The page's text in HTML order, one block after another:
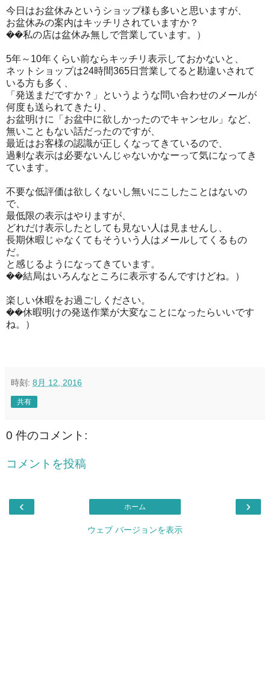
今日はお盆休みというショップ様も多いと思いますが、
お盆休みの案内はキッチリされていますか？
��私の店は盆休み無しで営業しています。）
5年～10年くらい前ならキッチリ表示しておかないと、
ネットショップは24時間365日営業してると勘違いされて
いる方も多く、
「発送まだですか？」というような問い合わせのメールが
何度も送られてきたり、
お盆明けに「お盆中に欲しかったのでキャンセル」など、
無いこともない話だったのですが、
最近はお客様の認識が正しくなってきているので、
過剰な表示は必要ないんじゃないかなーって気になってき
ています。
不要な低評価は欲しくないし無いにこしたことはないの
で、
最低限の表示はやりますが、
どれだけ表示したとしても見ない人は見ませんし、
長期休暇じゃなくてもそういう人はメールしてくるもの
だ。
と感じるようになってきています。
��結局はいろんなところに表示するんですけどね。）
楽しい休暇をお過ごしください。
��休暇明けの発送作業が大変なことになったらいいです
ね。）
時刻: 8月 12, 2016
共有
0 件のコメント:
コメントを投稿
‹ ›
ホーム
ウェブ バージョンを表示